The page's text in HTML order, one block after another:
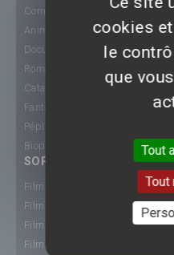
Comédie
Animation
Documentaire
Romance
Catastrophe
Fantastique
Péplum
Biopic
SORTIE CINÉ
Films 2015
Films 2016
Films 2017
Films 2018
cookies
le
que
Tout
Tout